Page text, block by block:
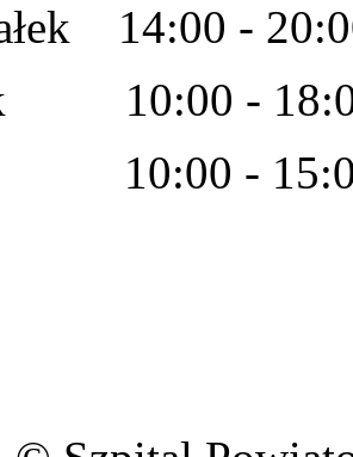
14:00 -
10:00 -
10:00 -